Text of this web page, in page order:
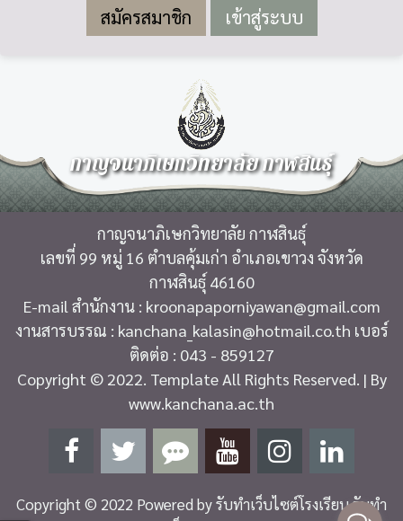
สมัครสมาชิก
กาญจนาภิเษกวิทยาลัย กาฬสินธุ์
กาญจนาภิเษกวิทยาลัย กาฬสินธุ์
เลขที่ 99 หมู่ 16 ตำบลคุ้มเก่า อำเภอเขาวง จังหวัด
กาฬสินธุ์ 46160
E-mail สำนักงาน : kroonapaporniyawan@gmail.com
งานสารบรรณ : kanchana_kalasin@hotmail.co.th เบอร์
ติดต่อ : 043 - 859127
Copyright © 2022. Template All Rights Reserved. | By
www.kanchana.ac.th
Copyright © 2022 Powered byรับทำเว็บไซต์โรงเรียน รับทำ